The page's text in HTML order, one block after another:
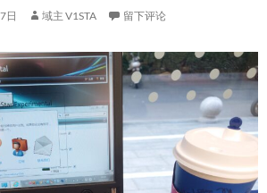
日 域主 V1STA 留下评论